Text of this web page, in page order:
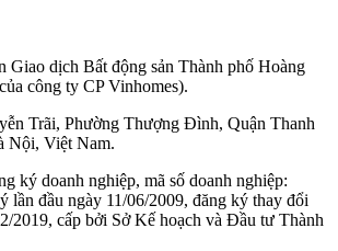
Giao dịch Bất động sản Thành phố Hoàng
công ty CP Vinhomes).
Trãi, Phường Thượng Đình, Quận Thanh
Nội, Việt Nam.
ký doanh nghiệp, mã số doanh nghiệp:
lần đầu ngày 11/06/2009, đăng ký thay đổi
2019, cấp bởi Sở Kế hoạch và Đầu tư Thành